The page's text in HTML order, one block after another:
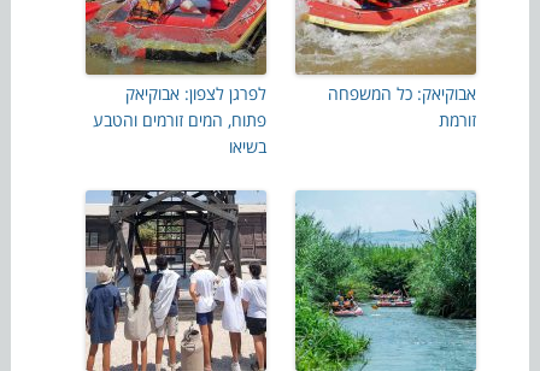
אבוקיאק: כל המשפחה
זורמת
לפרגן לצפון: אבוקיאק
פתוח, המים זורמים והטבע
בשיאו